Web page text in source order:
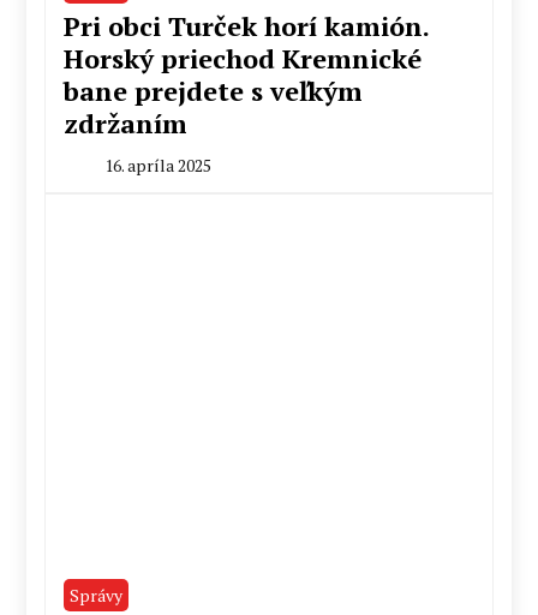
Pri obci Turček horí kamión.
Horský priechod Kremnické
bane prejdete s veľkým
zdržaním
16. apríla 2025
Správy